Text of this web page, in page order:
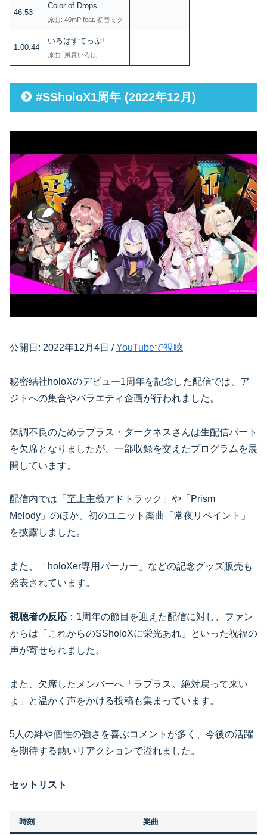
46:53
Color of Drops
原曲: 40mP feat. 初音ミク
1:00:44
いろはすてっぷ!
原曲: 風真いろは
#SSholoX1周年 (2022年12月)
公開日: 2022年12月4日 /YouTubeで視聴
秘密結社holoXのデビュー1周年を記念した配信では、ア
ジトへの集合やバラエティ企画が行われました。
体調不良のためラプラス・ダークネスさんは生配信パート
を欠席となりましたが、一部収録を交えたプログラムを展
開しています。
配信内では「至上主義アドトラック」や「Prism
Melody」のほか、初のユニット楽曲「常夜リペイント」
を披露しました。
また、「holoXer専用パーカー」などの記念グッズ販売も
発表されています。
視聴者の反応 ：1周年の節目を迎えた配信に対し、ファン
からは「これからのSSholoXに栄光あれ」といった祝福の
声が寄せられました。
また、欠席したメンバーへ「ラプラス。絶対戻って来い
よ」と温かく声をかける投稿も集まっています。
5人の絆や個性の強さを喜ぶコメントが多く、今後の活躍
を期待する熱いリアクションで溢れました。
セットリスト
時刻 楽曲